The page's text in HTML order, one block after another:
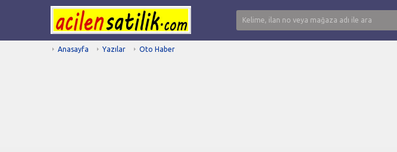
Anasayfa Yazılar Oto Haber